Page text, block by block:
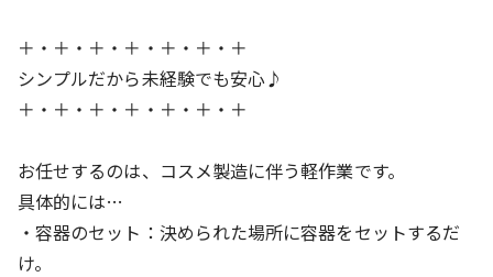
＋・＋・＋・＋・＋・＋・＋
シンプルだから未経験でも安心♪
＋・＋・＋・＋・＋・＋・＋
お任せするのは、コスメ製造に伴う軽作業です。
具体的には…
・容器のセット：決められた場所に容器をセットするだ
け。